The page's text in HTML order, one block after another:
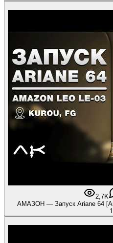
2,7K
АМАЗОН — Запуск Ariane 64